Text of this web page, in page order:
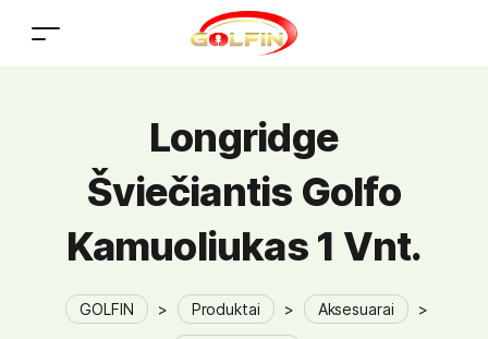
Longridge
Šviečiantis Golfo
Kamuoliukas 1 Vnt.
GOLFIN > Produktai > Aksesuarai >